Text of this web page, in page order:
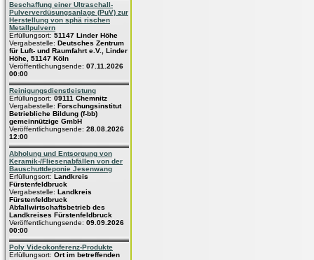
Beschaffung einer Ultraschall-
Pulververdüsungsanlage (PuV) zur
Herstellung von sphä rischen
Metallpulvern
Erfüllungsort: 51147 Linder Höhe
Vergabestelle: Deutsches Zentrum
für Luft- und Raumfahrt e.V., Linder
Höhe, 51147 Köln
Veröffentlichungsende: 07.11.2026
00:00
Reinigungsdienstleistung
Erfüllungsort: 09111 Chemnitz
Vergabestelle: Forschungsinstitut
Betriebliche Bildung (f-bb)
gemeinnützige GmbH
Veröffentlichungsende: 28.08.2026
12:00
Abholung und Entsorgung von
Keramik-/Fliesenabfällen von der
Bauschuttdeponie Jesenwang
Erfüllungsort: Landkreis
Fürstenfeldbruck
Vergabestelle: Landkreis
Fürstenfeldbruck
Abfallwirtschaftsbetrieb des
Landkreises Fürstenfeldbruck
Veröffentlichungsende: 09.09.2026
00:00
Poly Videokonferenz-Produkte
Erfüllungsort: Ort im betreffenden